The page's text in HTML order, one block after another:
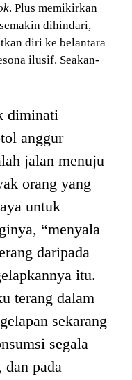
. Plus memikirkan
dihindari,
diri ke belantara
ilusif. Seakan-
diminati
anggur
jalan menuju
orang yang
untuk
“menyala
daripada
itu.
terang dalam
sekarang
segala
dan pada